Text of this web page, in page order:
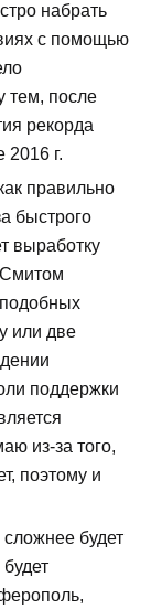
набрать
с помощью
тем, после
рекорда
г.
правильно
быстрого
выработку
или две
поддержки
из-за того,
поэтому и
будет